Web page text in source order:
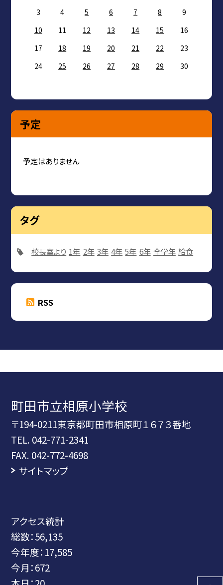
3
4 5 6 7 8
9
10
11 12 13 14 15
16
17
18 19 20 21 22
23
24
25 26 27 28 29 30
予定
予定はありません
タグ
校長室より 1年 2年 3年 4年 5年 6年 全学年 給食
RSS
町田市立相原小学校
〒194-0211東京都町田市相原町１６７３番地
TEL. 042-771-2341
FAX. 042-772-4698
サイトマップ
アクセス統計
総数：56,135
今年度： 17,585
今月：672